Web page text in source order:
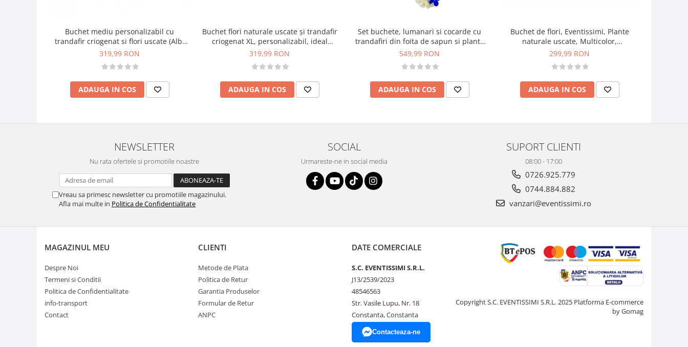
Buchet mediu personalizabil cu
trandafir criogenat si flori uscate (Alb,
Rosu)
319,99 RON
ADAUGA IN COS
Buchet flori naturale uscate și trandafir
criogenat XL, personalizabil, ideal
pentru cununie civilă, nuntă, mireasă
319,99 RON
ADAUGA IN COS
Set buchete, lumanari si cocarde cu
trandafiri din foita de sapun si plante
naturale uscate si criogenate - Verde
549,99 RON
ADAUGA IN COS
Buchet de flori, Eventissimi, Plante
naturale uscate, Multicolor,
personalizabil
299,99 RON
ADAUGA IN COS
NEWSLETTER
Nu rata ofertele si promotiile noastre
Vreau sa primesc newsletter cu promotiile magazinului.
Afla mai multe in Politica de Confidentialitate
SOCIAL
Urmareste-ne in social media
SUPORT CLIENTI
08:00 - 17:00
0726.925.779
0744.884.882
vanzari@eventissimi.ro
MAGAZINUL MEU
Despre Noi
Termeni si Conditii
Politica de Confidentialitate
info-transport
Contact
CLIENTI
Metode de Plata
Politica de Retur
Garantia Produselor
Formular de Retur
ANPC
DATE COMERCIALE
S.C. EVENTISSIMI S.R.L.
J13/2539/2023
48546563
Str. Vasile Lupu, Nr. 18
Constanta, Constanta
Contacteaza-ne
Copyright S.C. EVENTISSIMI S.R.L. 2025 Platforma E-commerce
by Gomag